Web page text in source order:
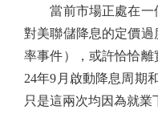
當前市場正處在一
對美聯儲降息的定價
率事件），或許恰恰
24年9月啟動降息周期
只是這兩次均因為就業